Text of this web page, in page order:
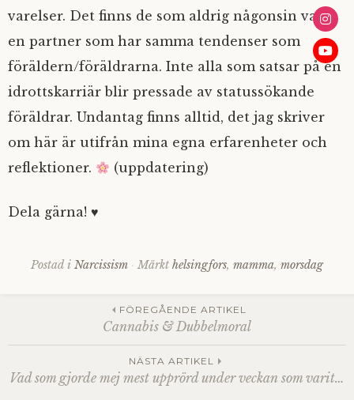
varelser. Det finns de som aldrig någonsin valt
en partner som har samma tendenser som
föräldern/föräldrarna. Inte alla som satsar på en
idrottskarriär blir pressade av statussökande
föräldrar. Undantag finns alltid, det jag skriver
om här är utifrån mina egna erfarenheter och
reflektioner.
(uppdatering)
Dela gärna! ♥
Postad i Narcissism Märkt helsingfors, mamma, morsdag
Inläggsnavigering
FÖREGÅENDE ARTIKEL
Cannabis & Dubbelmoral
NÄSTA ARTIKEL
Vad som gjorde mej mest upprörd under veckan som varit…